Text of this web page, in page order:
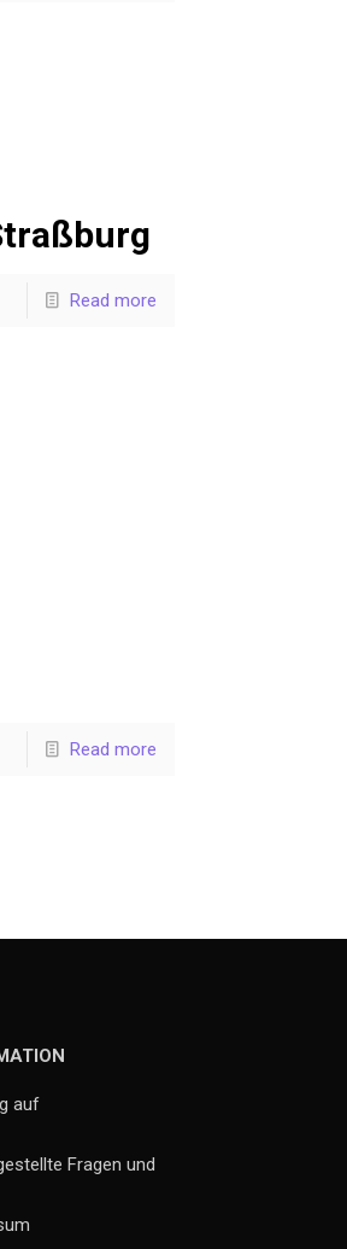
Read more
Read more
auf
Fragen und